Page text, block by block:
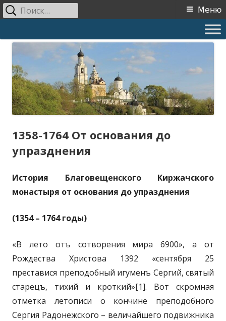
содержимому
Свято-Благовещенский
епархиальный Киржачский
женский монастырь
Основное
Меню
Найти:
1358-1764 От основания до
упразднения
История Благовещенского Киржачского
монастыря от основания до упразднения
(1354 – 1764 годы)
«В лето отъ сотворения мира 6900», а от
Рождества Христова 1392 «сентября 25
преставися преподобный игуменъ Сергий, святый
старецъ, тихий и кроткий»[1]. Вот скромная
отметка летописи о кончине преподобного
Сергия Радонежского – величайшего подвижника